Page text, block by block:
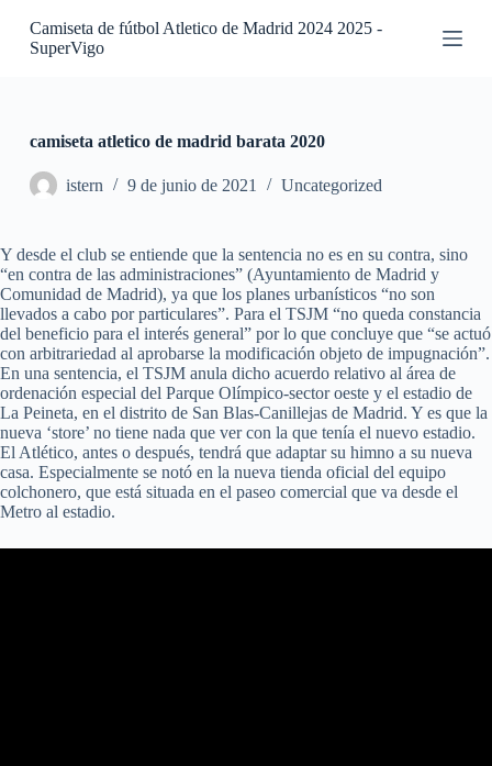
S
e
n
i
d
o
Camiseta de fútbol Atletico de Madrid 2024 2025 -
SuperVigo
camiseta atletico de madrid barata 2020
istern 9 de junio de 2021 Uncategorized
Y desde el club se entiende que la sentencia no es en su contra, sino
“en contra de las administraciones” (Ayuntamiento de Madrid y
Comunidad de Madrid), ya que los planes urbanísticos “no son
llevados a cabo por particulares”. Para el TSJM “no queda constancia
del beneficio para el interés general” por lo que concluye que “se actuó
con arbitrariedad al aprobarse la modificación objeto de impugnación”.
En una sentencia, el TSJM anula dicho acuerdo relativo al área de
ordenación especial del Parque Olímpico-sector oeste y el estadio de
La Peineta, en el distrito de San Blas-Canillejas de Madrid. Y es que la
nueva ‘store’ no tiene nada que ver con la que tenía el nuevo estadio.
El Atlético, antes o después, tendrá que adaptar su himno a su nueva
casa. Especialmente se notó en la nueva tienda oficial del equipo
colchonero, que está situada en el paseo comercial que va desde el
Metro al estadio.